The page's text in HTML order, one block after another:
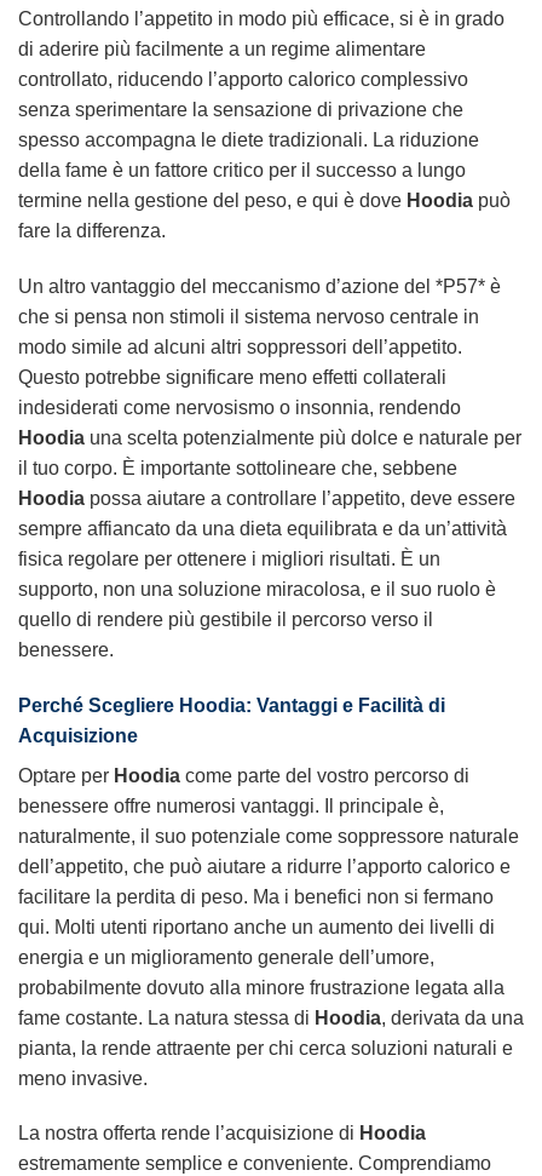
Controllando l’appetito in modo più efficace, si è in grado
di aderire più facilmente a un regime alimentare
controllato, riducendo l’apporto calorico complessivo
senza sperimentare la sensazione di privazione che
spesso accompagna le diete tradizionali. La riduzione
della fame è un fattore critico per il successo a lungo
termine nella gestione del peso, e qui è dove Hoodia può
fare la differenza.
Un altro vantaggio del meccanismo d’azione del *P57* è
che si pensa non stimoli il sistema nervoso centrale in
modo simile ad alcuni altri soppressori dell’appetito.
Questo potrebbe significare meno effetti collaterali
indesiderati come nervosismo o insonnia, rendendo
Hoodia una scelta potenzialmente più dolce e naturale per
il tuo corpo. È importante sottolineare che, sebbene
Hoodia possa aiutare a controllare l’appetito, deve essere
sempre affiancato da una dieta equilibrata e da un’attività
fisica regolare per ottenere i migliori risultati. È un
supporto, non una soluzione miracolosa, e il suo ruolo è
quello di rendere più gestibile il percorso verso il
benessere.
Perché Scegliere Hoodia: Vantaggi e Facilità di
Acquisizione
Optare per Hoodia come parte del vostro percorso di
benessere offre numerosi vantaggi. Il principale è,
naturalmente, il suo potenziale come soppressore naturale
dell’appetito, che può aiutare a ridurre l’apporto calorico e
facilitare la perdita di peso. Ma i benefici non si fermano
qui. Molti utenti riportano anche un aumento dei livelli di
energia e un miglioramento generale dell’umore,
probabilmente dovuto alla minore frustrazione legata alla
fame costante. La natura stessa di Hoodia, derivata da una
pianta, la rende attraente per chi cerca soluzioni naturali e
meno invasive.
La nostra offerta rende l’acquisizione di Hoodia
estremamente semplice e conveniente. Comprendiamo